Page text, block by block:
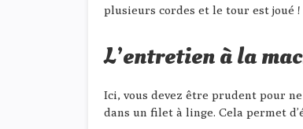
plusieurs cordes et le tour est joué !
L’entretien à la
Ici, vous devez être prudent pour
dans un filet à linge. Cela permet